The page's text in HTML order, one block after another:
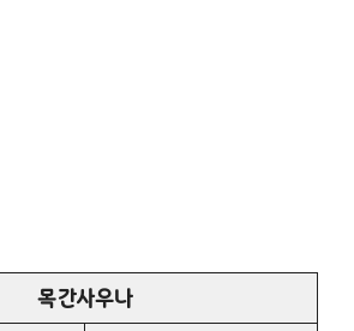
목간사우나